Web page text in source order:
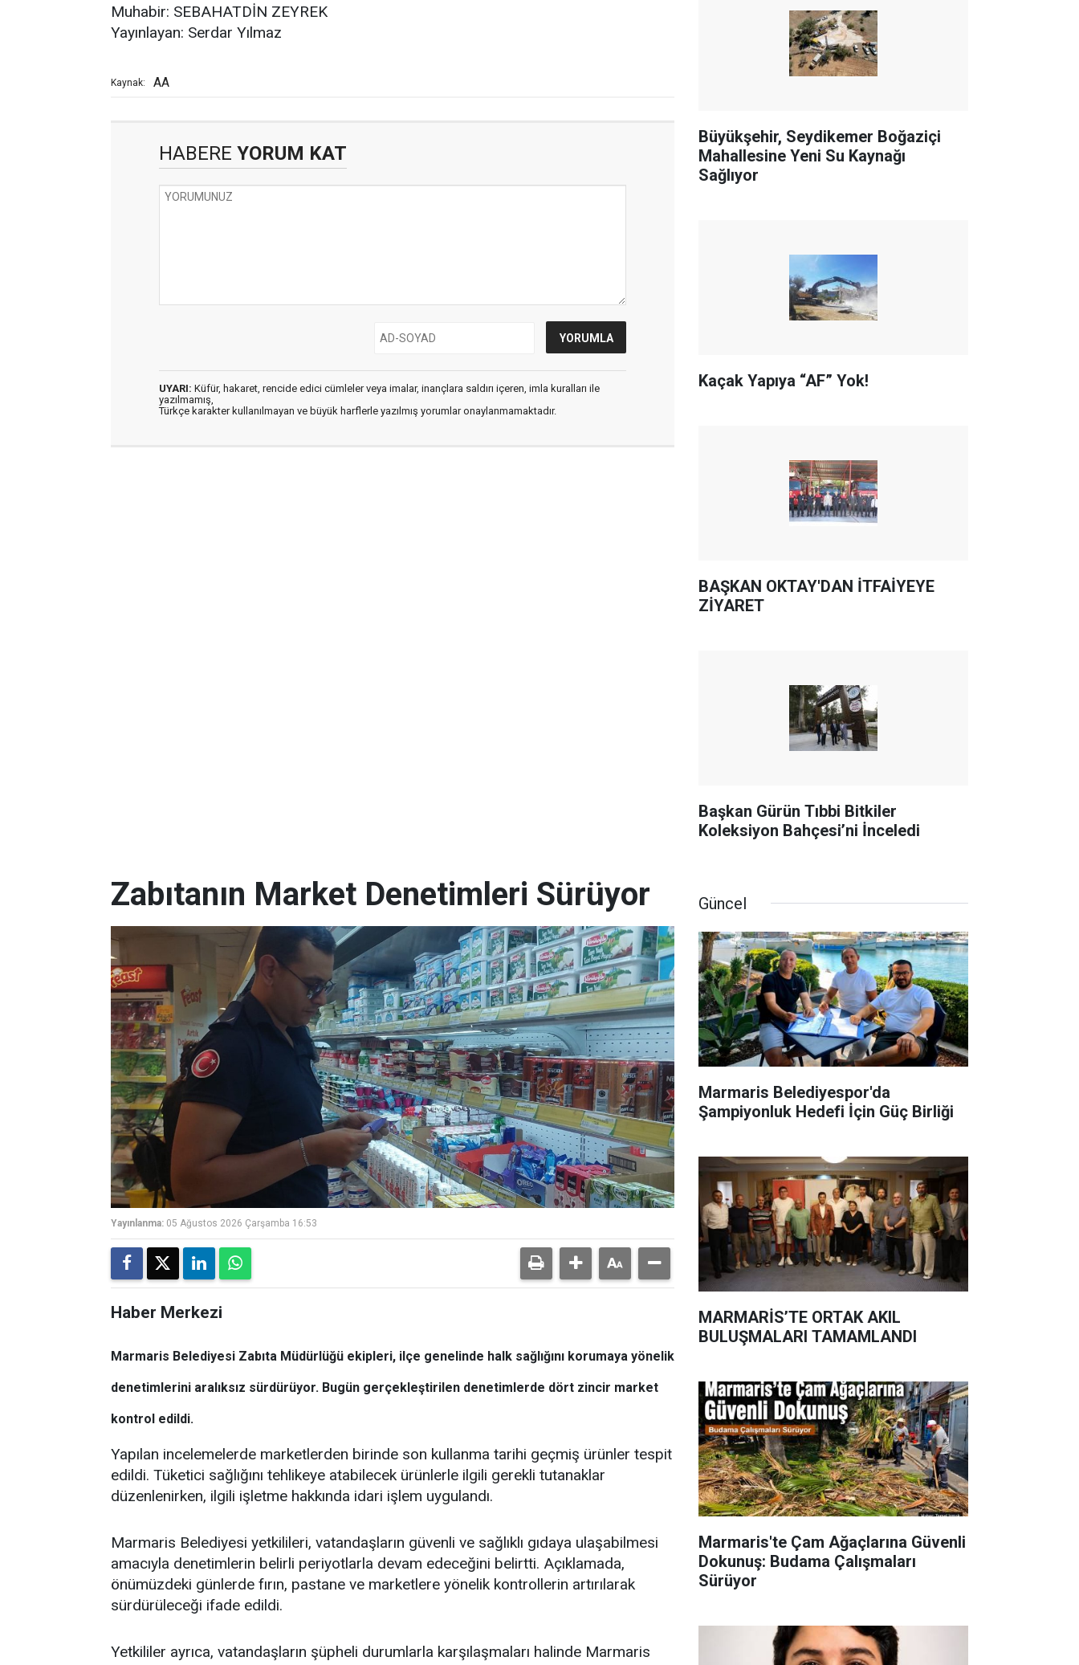
Muhabir: SEBAHATDİN ZEYREK
Yayınlayan: Serdar Yılmaz
Kaynak: AA
HABERE YORUM KAT
UYARI: Küfür, hakaret, rencide edici cümleler veya imalar, inançlara saldırı içeren, imla kuralları ile
yazılmamış,
Türkçe karakter kullanılmayan ve büyük harflerle yazılmış yorumlar onaylanmamaktadır.
Büyükşehir, Seydikemer Boğaziçi
Mahallesine Yeni Su Kaynağı
Sağlıyor
Kaçak Yapıya “AF” Yok!
BAŞKAN OKTAY'DAN İTFAİYEYE
ZİYARET
Başkan Gürün Tıbbi Bitkiler
Koleksiyon Bahçesi’ni İnceledi
Zabıtanın Market Denetimleri Sürüyor
Yayınlanma: 05 Ağustos 2026 Çarşamba 16:53
Haber Merkezi
Marmaris Belediyesi Zabıta Müdürlüğü ekipleri, ilçe genelinde halk sağlığını korumaya yönelik
denetimlerini aralıksız sürdürüyor. Bugün gerçekleştirilen denetimlerde dört zincir market
kontrol edildi.
Yapılan incelemelerde marketlerden birinde son kullanma tarihi geçmiş ürünler tespit
edildi. Tüketici sağlığını tehlikeye atabilecek ürünlerle ilgili gerekli tutanaklar
düzenlenirken, ilgili işletme hakkında idari işlem uygulandı.
Marmaris Belediyesi yetkilileri, vatandaşların güvenli ve sağlıklı gıdaya ulaşabilmesi
amacıyla denetimlerin belirli periyotlarla devam edeceğini belirtti. Açıklamada,
önümüzdeki günlerde fırın, pastane ve marketlere yönelik kontrollerin artırılarak
sürdürüleceği ifade edildi.
Yetkililer ayrıca, vatandaşların şüpheli durumlarla karşılaşmaları halinde Marmaris
Güncel
Marmaris Belediyespor'da
Şampiyonluk Hedefi İçin Güç Birliği
MARMARİS’TE ORTAK AKIL
BULUŞMALARI TAMAMLANDI
Marmaris'te Çam Ağaçlarına Güvenli
Dokunuş: Budama Çalışmaları
Sürüyor